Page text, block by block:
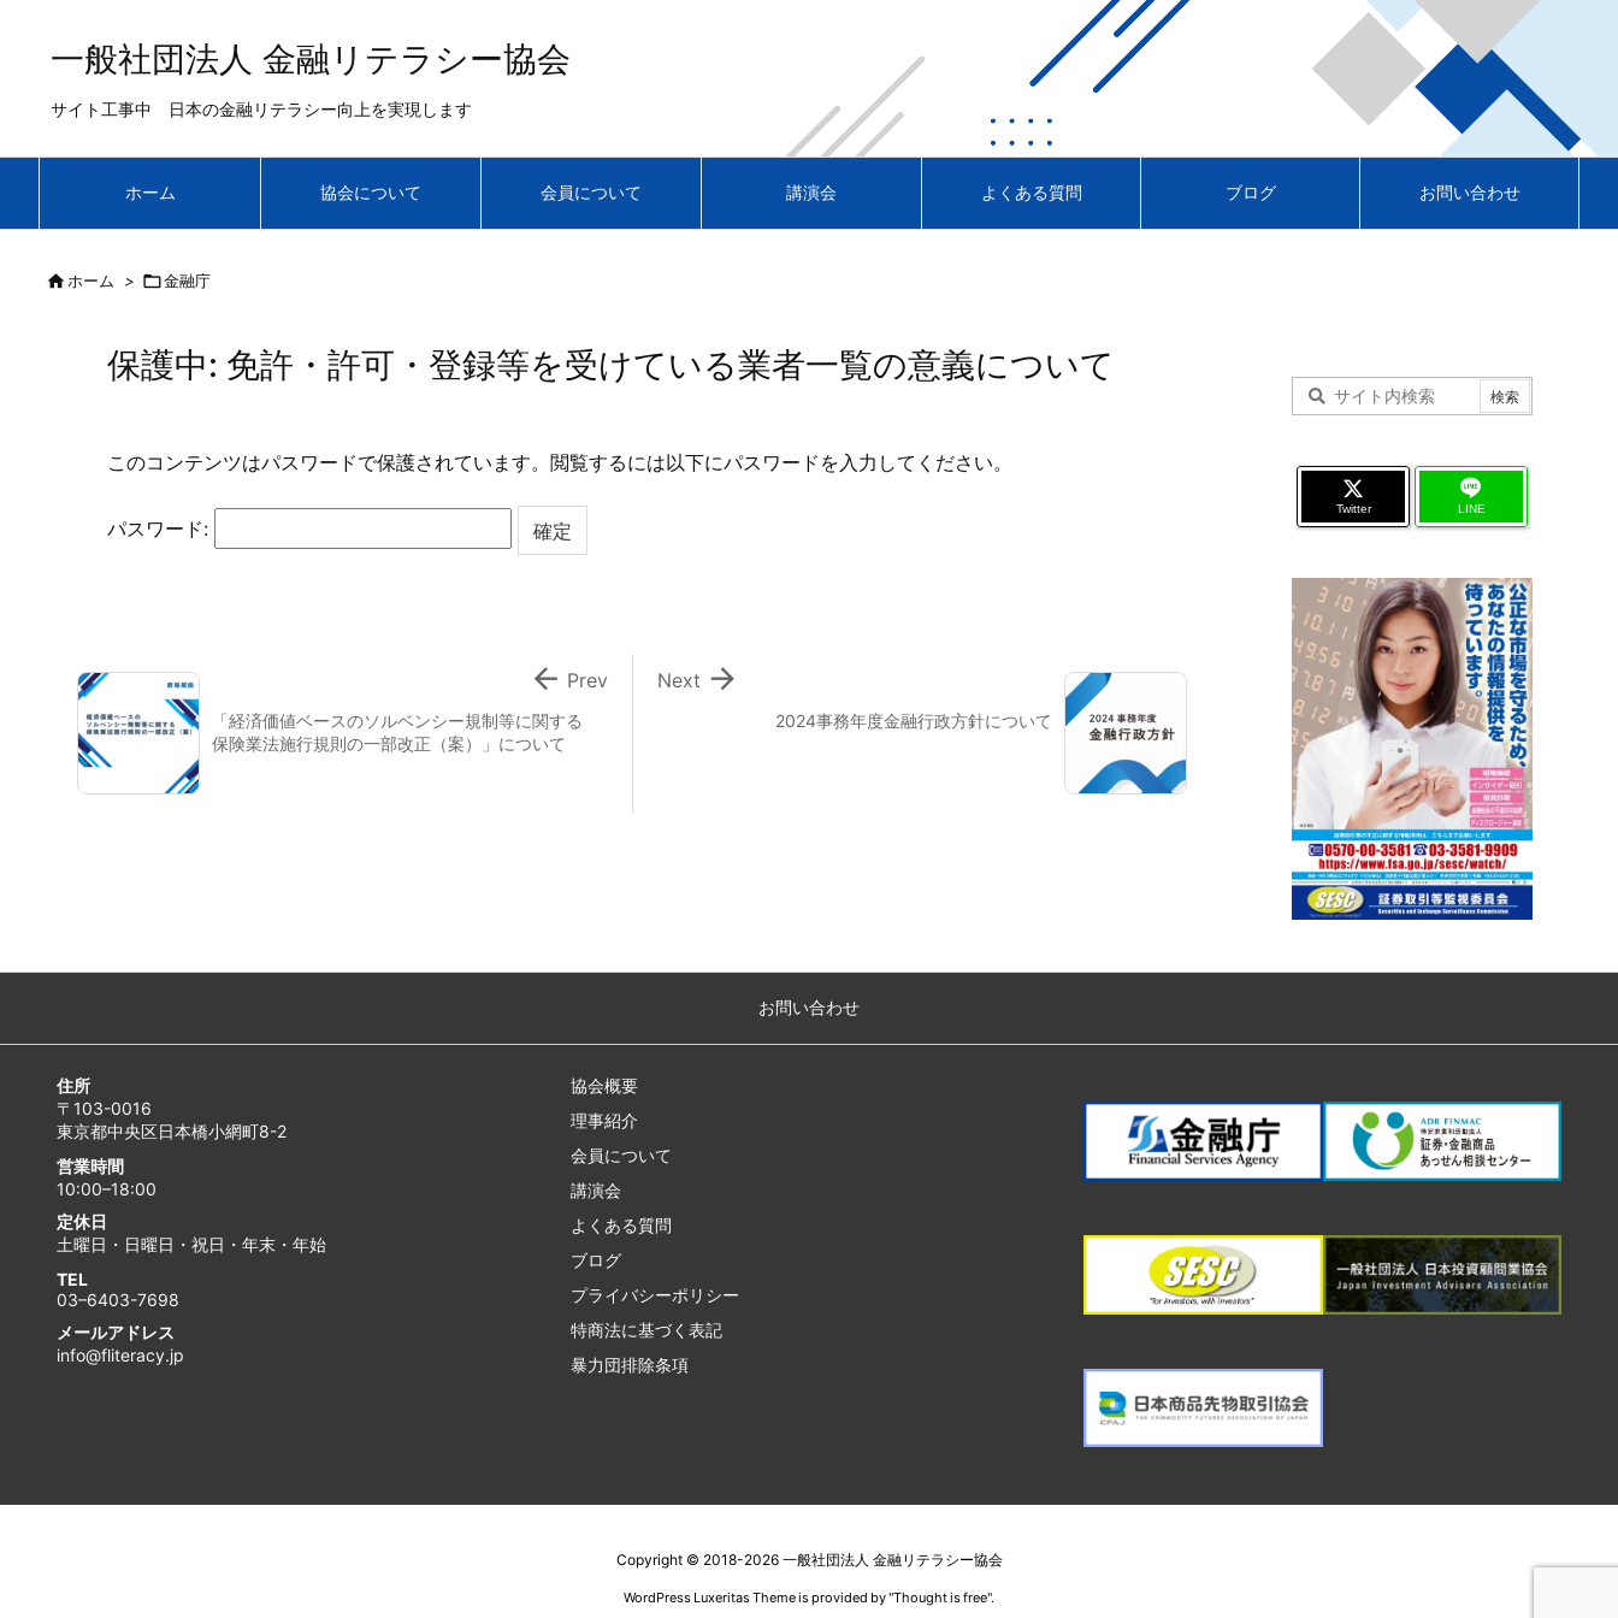
一般社団法人 金融リテラシー協会
サイト工事中 日本の金融リテラシー向上を実現します
ホーム 協会について 会員について 講演会 よくある質問 ブログ お問い合わせ
ホーム > 金融庁
保護中: 免許・許可・登録等を受けている業者一覧の意義について
このコンテンツはパスワードで保護されています。閲覧するには以下にパスワードを入力してください。
パスワード:
2024事務年度金融行政方針について

Next
「経済価値ベースのソルベンシー規制等に関する
保険業法施行規則の一部改正（案）」について
 Prev
Twitter LINE
お問い合わせ
住所
〒103-0016
東京都中央区日本橋小網町8-2
営業時間
10:00–18:00
定休日
土曜日・日曜日・祝日・年末・年始
TEL
03–6403-7698
メールアドレス
info@fliteracy.jp
協会概要
理事紹介
会員について
講演会
よくある質問
ブログ
プライバシーポリシー
特商法に基づく表記
暴力団排除条項
Copyright © 2018-2026 一般社団法人 金融リテラシー協会
WordPress Luxeritas Theme is provided by "Thought is free".